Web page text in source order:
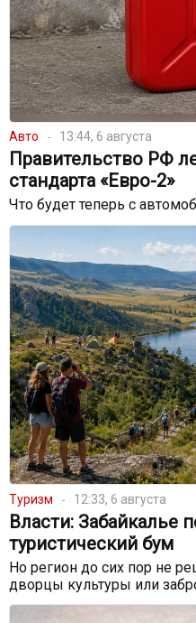
Авто 13:44, 6 августа
Правительство РФ
стандарта «Евро-2»
Что будет теперь с
Туризм 12:33, 6 августа
Власти: Забайкалье
туристический бум
Но регион до сих пор не
дворцы культуры или